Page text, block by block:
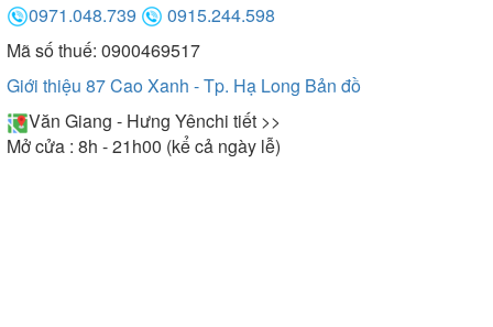
0971.048.739
0915.244.598
Mã số thuế: 0900469517
Giới thiệu 87 Cao Xanh - Tp. Hạ Long Bản đồ
Văn Giang - Hưng Yênchi tiết >>
Mở cửa : 8h - 21h00 (kể cả ngày lễ)